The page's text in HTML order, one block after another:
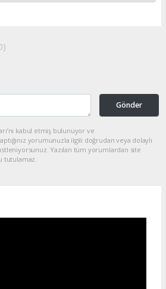
Gönder
kabul etmiş bulunuyor ve
yorumunuzla ilgili doğrudan veya dolaylı
Yazılan tüm yorumlardan site
tutulamaz.